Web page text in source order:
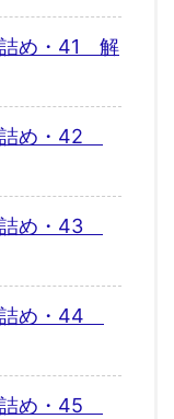
め・41 解
め・42
め・43
め・44
め・45